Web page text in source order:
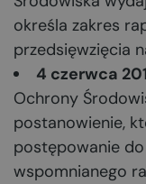
określa zakres
przedsięwzięcia
4 czerwca
Ochrony
postanowienie,
postępowanie do
wspomnianego